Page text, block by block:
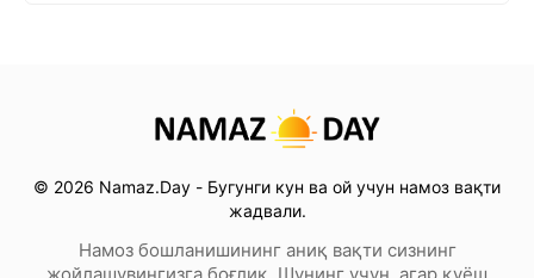
© 2026 Namaz.Day - Бугунги кун ва ой учун намоз вақти
жадвали.
Намоз бошланишининг аниқ вақти сизнинг